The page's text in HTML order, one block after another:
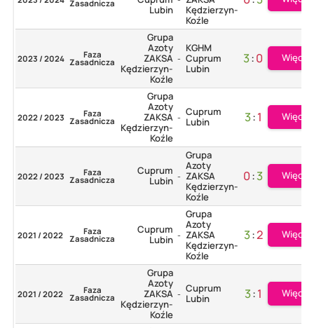
Zasadnicza
Lubin
Kędzierzyn-
Koźle
2023 / 2024 Faza
Zasadnicza
Grupa
Azoty
ZAKSA
Kędzierzyn-
Koźle
-
KGHM
Cuprum
Lubin
3:0 Więcej
2022 / 2023 Faza
Zasadnicza
Grupa
Azoty
ZAKSA
Kędzierzyn-
Koźle
- Cuprum
Lubin
3:1 Więcej
2022 / 2023 Faza
Zasadnicza
Cuprum
Lubin -
Grupa
Azoty
ZAKSA
Kędzierzyn-
Koźle
0:3 Więcej
2021 / 2022 Faza
Zasadnicza
Cuprum
Lubin -
Grupa
Azoty
ZAKSA
Kędzierzyn-
Koźle
3:2 Więcej
2021 / 2022 Faza
Zasadnicza
Grupa
Azoty
ZAKSA
Kędzierzyn-
Koźle
- Cuprum
Lubin
3:1 Więcej